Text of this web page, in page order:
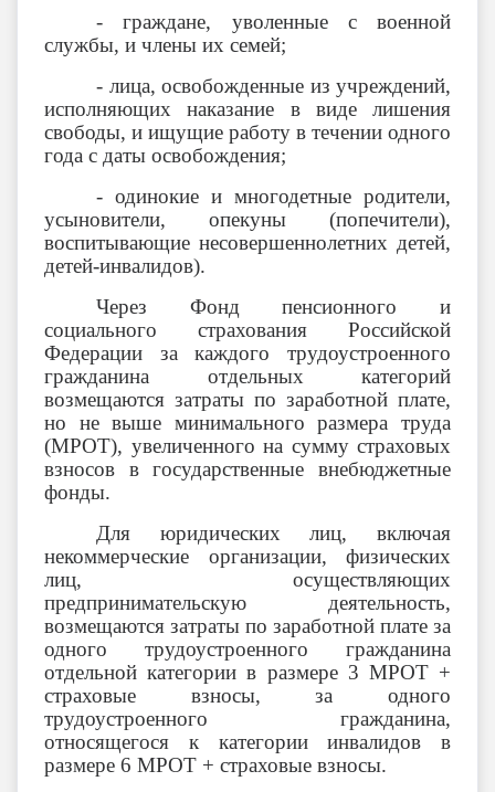
- граждане, уволенные с военной
службы, и члены их семей;
- лица, освобожденные из учреждений,
исполняющих наказание в виде лишения
свободы, и ищущие работу в течении одного
года с даты освобождения;
- одинокие и многодетные родители,
усыновители, опекуны (попечители),
воспитывающие несовершеннолетних детей,
детей-инвалидов).
Через Фонд пенсионного и
социального страхования Российской
Федерации за каждого трудоустроенного
гражданина отдельных категорий
возмещаются затраты по заработной плате,
но не выше минимального размера труда
(МРОТ), увеличенного на сумму страховых
взносов в государственные внебюджетные
фонды.
Для юридических лиц, включая
некоммерческие организации, физических
лиц, осуществляющих
предпринимательскую деятельность,
возмещаются затраты по заработной плате за
одного трудоустроенного гражданина
отдельной категории в размере 3 МРОТ +
страховые взносы, за одного
трудоустроенного гражданина,
относящегося к категории инвалидов в
размере 6 МРОТ + страховые взносы.